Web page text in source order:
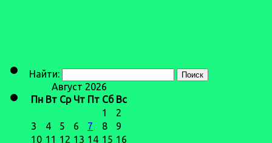
Найти:
Август 2026
Пн Вт Ср Чт Пт Сб Вс
1
2
3
4 5 6 7 8
9
10 11 12 13 14 15 16